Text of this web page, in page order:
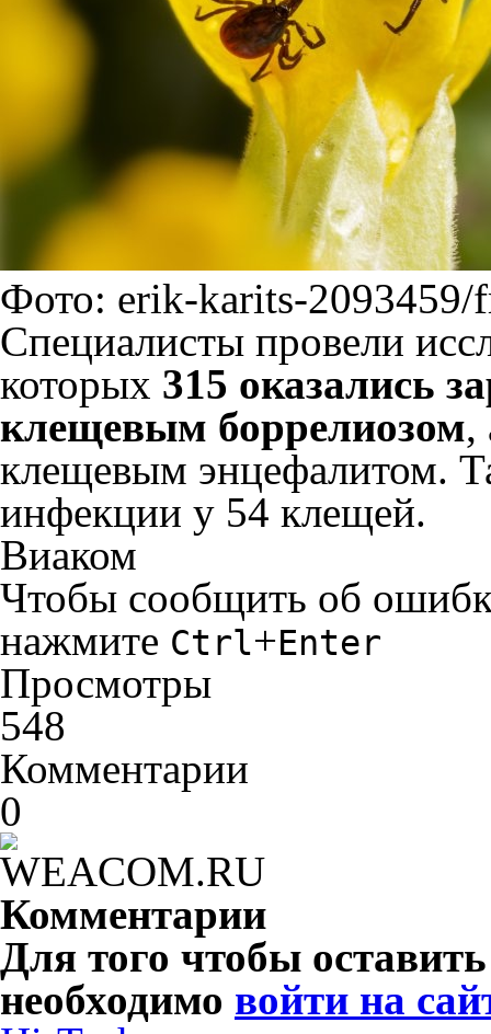
Фото: erik-karits-2093459/
Специалисты провели
которых 315 оказались
клещевым боррелиозом,
клещевым энцефалитом.
инфекции у 54 клещей.
Виаком
Чтобы сообщить об
нажмите Ctrl+Enter
Просмотры
548
Комментарии
0
Комментарии
Для того чтобы
необходимо войти на